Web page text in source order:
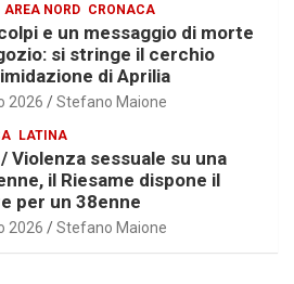
AREA NORD CRONACA
e un messaggio di morte
si stringe il cerchio
di Aprilia
2026 Stefano Maione
LATINA
Violenza sessuale su una
il Riesame dispone il
per un 38enne
2026 Stefano Maione